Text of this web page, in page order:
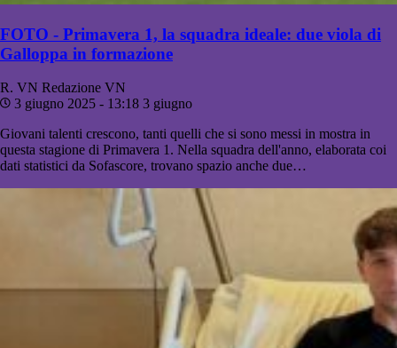
FOTO - Primavera 1, la squadra ideale: due viola di
Galloppa in formazione
R. VN Redazione VN
3 giugno 2025 - 13:18 3 giugno
Giovani talenti crescono, tanti quelli che si sono messi in mostra in
questa stagione di Primavera 1. Nella squadra dell'anno, elaborata coi
dati statistici da Sofascore, trovano spazio anche due…